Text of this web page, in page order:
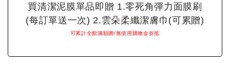
買清潔泥膜單品即贈 1.零死角彈力面膜刷
(每訂單送一次) 2.雲朵柔纖潔膚巾(可累贈)
可累計全館滿額贈/無使用購物金折抵